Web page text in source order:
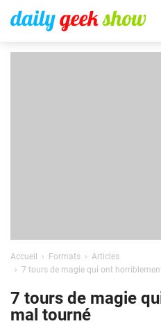
Accueil Formats
Articles
7 tours de magie qui ont
7 tours de magie
mal tourné